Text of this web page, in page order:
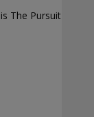
The Pursuit